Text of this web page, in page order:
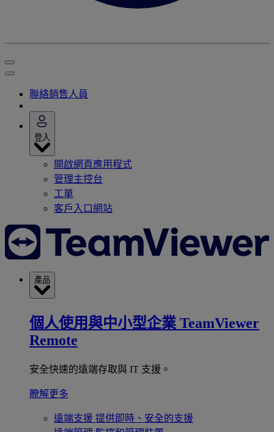
聯絡銷售人員
登入
開啟網頁應用程式
管理主控台
工單
客戶入口網站
產品
個人使用與中小型企業 TeamViewer
Remote
安全快速的遠端存取與 IT 支援。
瞭解更多
遠端支援 提供即時、安全的支援